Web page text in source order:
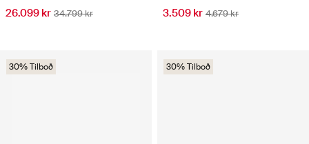
26.099 kr 34.799 kr 3.509 kr 4.679 kr
30% Tilboð 30% Tilboð